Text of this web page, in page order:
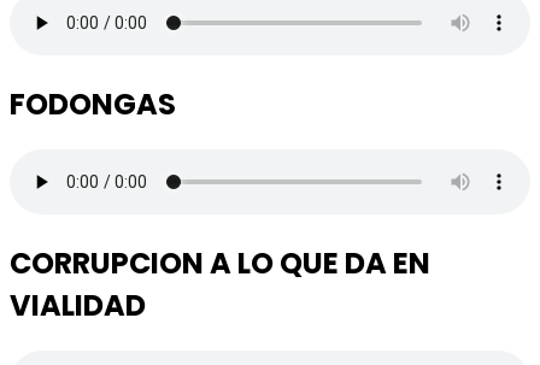
FODONGAS
CORRUPCION A LO QUE DA EN
VIALIDAD